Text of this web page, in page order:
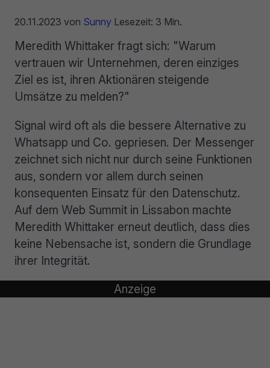
20.11.2023 von Sunny Lesezeit: 3 Min.
Meredith Whittaker fragt sich: "Warum
vertrauen wir Unternehmen, deren einziges
Ziel es ist, ihren Aktionären steigende
Umsätze zu melden?"
Signal wird oft als die bessere Alternative zu
Whatsapp und Co. gepriesen. Der Messenger
zeichnet sich nicht nur durch seine Funktionen
aus, sondern vor allem durch seinen
konsequenten Einsatz für den Datenschutz.
Auf dem Web Summit in Lissabon machte
Meredith Whittaker erneut deutlich, dass dies
keine Nebensache ist, sondern die Grundlage
ihrer Integrität.